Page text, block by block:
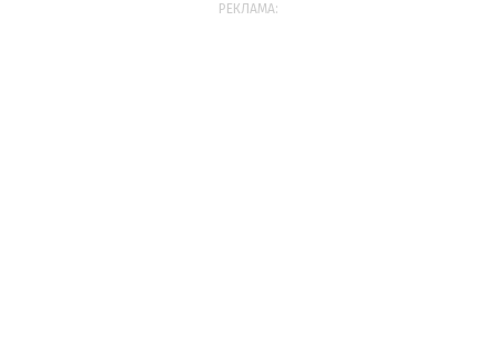
РЕКЛАМА: